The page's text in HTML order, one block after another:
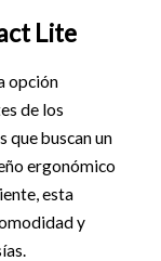
Lite
opción
de los
que buscan un
ergonómico
esta
y